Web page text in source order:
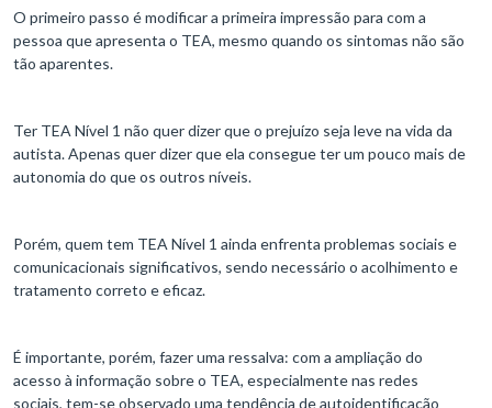
O primeiro passo é modificar a primeira impressão para com a
pessoa que apresenta o TEA, mesmo quando os sintomas não são
tão aparentes.
Ter TEA Nível 1 não quer dizer que o prejuízo seja leve na vida da
autista. Apenas quer dizer que ela consegue ter um pouco mais de
autonomia do que os outros níveis.
Porém, quem tem TEA Nível 1 ainda enfrenta problemas sociais e
comunicacionais significativos, sendo necessário o acolhimento e
tratamento correto e eficaz.
É importante, porém, fazer uma ressalva: com a ampliação do
acesso à informação sobre o TEA, especialmente nas redes
sociais, tem-se observado uma tendência de autoidentificação